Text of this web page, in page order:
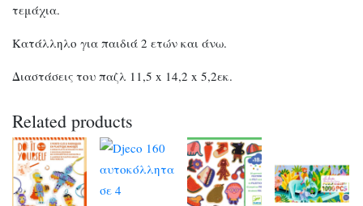
τεμάχια.
Κατάλληλο για παιδιά 2 ετών και άνω.
Διαστάσεις του παζλ 11,5 x 14,2 x 5,2εκ.
Related products